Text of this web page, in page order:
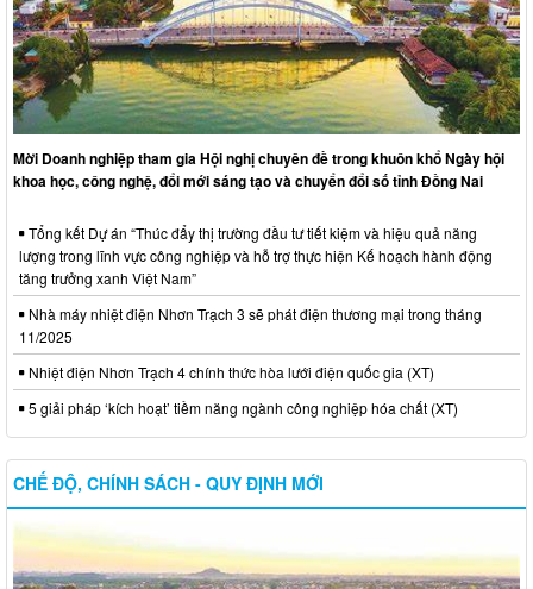
Mời Doanh nghiệp tham gia Hội nghị chuyên đề trong khuôn khổ Ngày hội
khoa học, công nghệ, đổi mới sáng tạo và chuyển đổi số tỉnh Đồng Nai
Tổng kết Dự án “Thúc đẩy thị trường đầu tư tiết kiệm và hiệu quả năng
lượng trong lĩnh vực công nghiệp và hỗ trợ thực hiện Kế hoạch hành động
tăng trưởng xanh Việt Nam”
Nhà máy nhiệt điện Nhơn Trạch 3 sẽ phát điện thương mại trong tháng
11/2025
Nhiệt điện Nhơn Trạch 4 chính thức hòa lưới điện quốc gia (XT)
5 giải pháp ‘kích hoạt’ tiềm năng ngành công nghiệp hóa chất (XT)
CHẾ ĐỘ, CHÍNH SÁCH - QUY ĐỊNH MỚI